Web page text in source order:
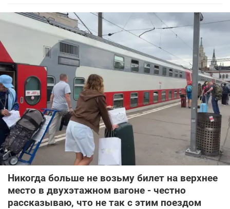
Никогда больше не возьму билет на верхнее
место в двухэтажном вагоне - честно
рассказываю, что не так с этим поездом